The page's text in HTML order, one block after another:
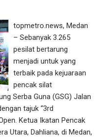
topmetro.news, Medan
– Sebanyak 3.265
pesilat bertarung
menjadi untuk yang
terbaik pada kejuaraan
pencak silat
Serba Guna (GSG) Jalan
tajuk “3rd
Ketua Ikatan Pencak
Utara, Dahliana, di Medan,